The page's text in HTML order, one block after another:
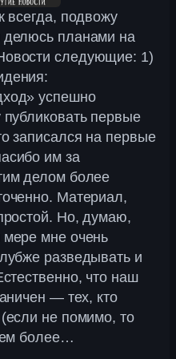
всегда, подвожу
делюсь планами на
следующие: 1)
успешно
первые
записался на первые
им за
делом более
Материал,
Но, думаю,
мне очень
разведывать и
что наш
— тех, кто
не помимо, то
более…